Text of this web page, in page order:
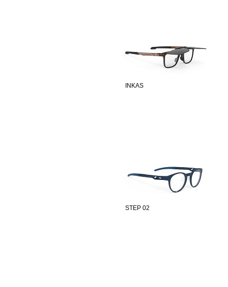
INKAS
STEP 02